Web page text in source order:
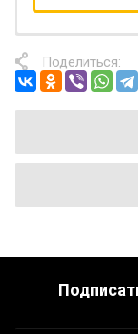
Поделиться: